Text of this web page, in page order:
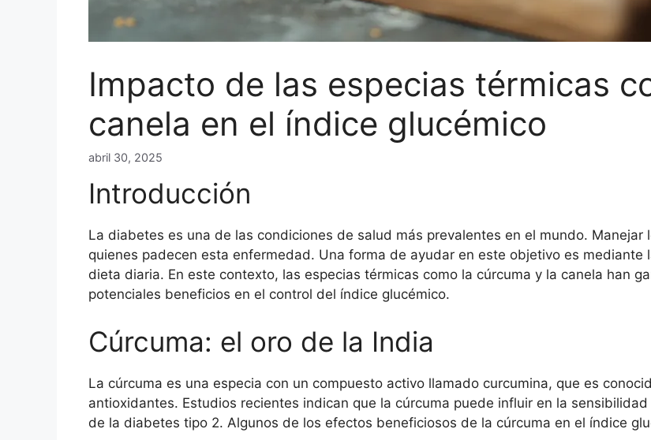
Impacto de las especias térmicas
canela en el índice glucémico
abril 30, 2025
Introducción
La diabetes es una de las condiciones de salud más prevalentes en el mundo.
quienes padecen esta enfermedad. Una forma de ayudar en este objetivo es
dieta diaria. En este contexto, las especias térmicas como la cúrcuma y la canela han
potenciales beneficios en el control del índice glucémico.
Cúrcuma: el oro de la India
La cúrcuma es una especia con un compuesto activo llamado curcumina, que es
antioxidantes. Estudios recientes indican que la cúrcuma puede influir en la
de la diabetes tipo 2. Algunos de los efectos beneficiosos de la cúrcuma en el índice